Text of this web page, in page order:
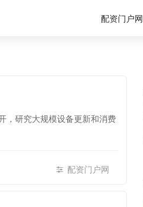
配资门户网
，研究大规模设备更新和消费
配资门户网